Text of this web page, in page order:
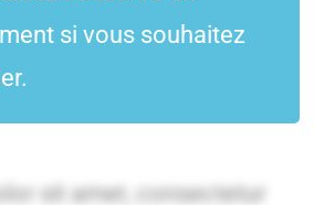
si vous souhaitez